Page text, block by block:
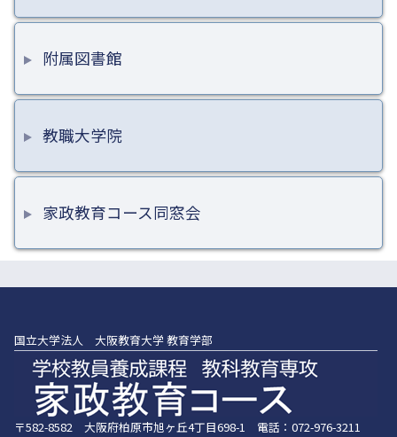
附属図書館
教職大学院
家政教育コース同窓会
国立大学法人 大阪教育大学 教育学部
〒582-8582 大阪府柏原市旭ヶ丘4丁目698-1 電話：072-976-3211